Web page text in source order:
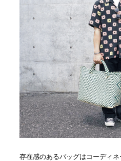
存在感のあるバッグはコーディ